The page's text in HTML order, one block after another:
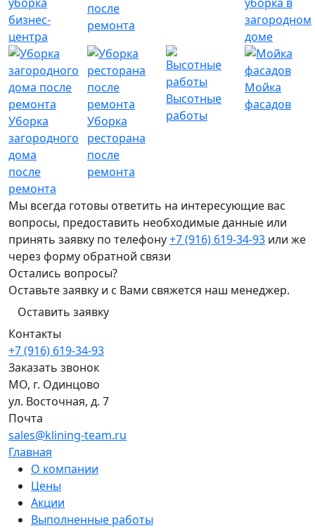
бизнес-
центра
после
ремонта
загородном
доме
Уборка
загородного
дома
после
ремонта
Уборка
ресторана
после
ремонта
Высотные
работы
Мойка
фасадов
Мы всегда готовы ответить на интересующие вас
вопросы, предоставить необходимые данные или
принять заявку по телефону+7 (916) 619-34-93 или же
через форму обратной связи
Остались вопросы?
Оставьте заявку и с Вами свяжется наш менеджер.
Оставить заявку
Главная
О компании
Цены
Акции
Выполненные работы
Контакты
+7 (916) 619-34-93
Заказать звонок
МО, г. Одинцово
ул. Восточная, д. 7
Почта
sales@klining-team.ru